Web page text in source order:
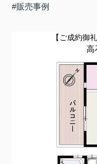
#販売事例
【ご成約御礼
高